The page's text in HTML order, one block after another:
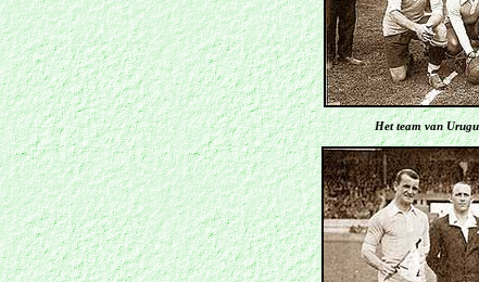
Het team van